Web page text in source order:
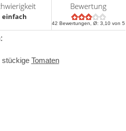
einfach
Bewertung
42 Bewertungen, Ø:3,10 von 5
stückige Tomaten